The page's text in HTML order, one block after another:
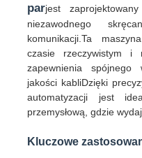
Produkty
O nas
Wycieczka po fabryce
Kontrola jakości
parjest
niezawodnego
komunikacji.Ta
czasie rzeczywistym i
zapewnienia spójnego
jakości kabliDzięki
automatyzacji jest
przemysłową, gdzie
Kluczowe